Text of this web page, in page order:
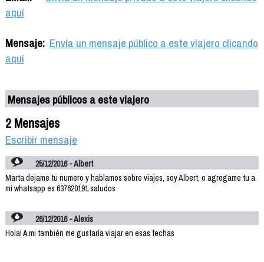
aquí
Mensaje: Envía un mensaje público a este viajero clicando
aquí
Mensajes públicos a este viajero
2 Mensajes
Escribir mensaje
25/12/2016 - Albert
Marta dejame tu numero y hablamos sobre viajes, soy Albert, o agregame tu a
mi whatsapp es 637620191 saludos
26/12/2016 - Alexis
Hola! A mi también me gustaría viajar en esas fechas